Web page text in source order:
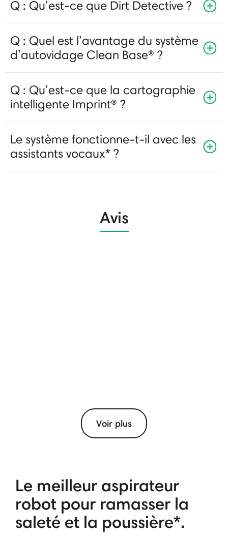
Q : Qu’est-ce que Dirt Detective ?
Q : Quel est l’avantage du système
d’autovidage Clean Base® ?
Q : Qu’est-ce que la cartographie
intelligente Imprint® ?
Le système fonctionne-t-il avec les
assistants vocaux* ?
Avis
Voir plus
Le meilleur aspirateur
robot pour ramasser la
saleté et la poussière*.